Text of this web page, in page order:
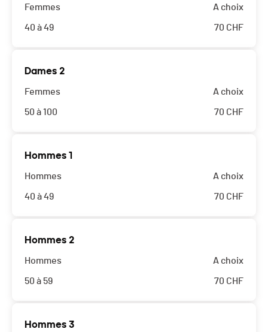
Femmes
40 à 49
A choix
70 CHF
Dames 2
Femmes
50 à 100
A choix
70 CHF
Hommes 1
Hommes
40 à 49
A choix
70 CHF
Hommes 2
Hommes
50 à 59
A choix
70 CHF
Hommes 3